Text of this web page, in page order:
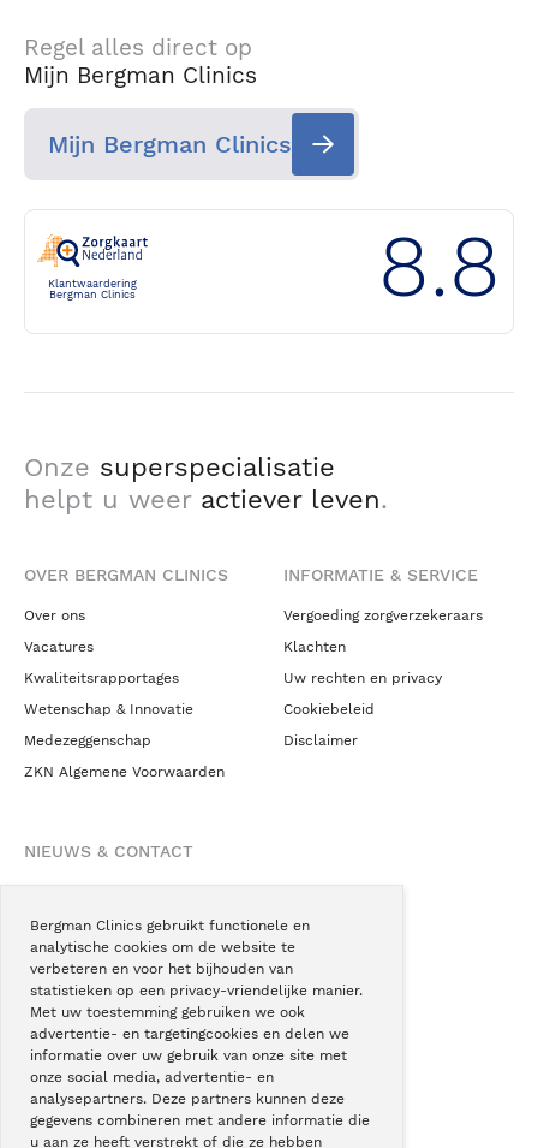
Bergman Clinics gebruikt functionele en
analytische cookies om de website te
verbeteren en voor het bijhouden van
statistieken op een privacy-vriendelijke manier.
Met uw toestemming gebruiken we ook
advertentie- en targetingcookies en delen we
informatie over uw gebruik van onze site met
onze social media, advertentie- en
analysepartners. Deze partners kunnen deze
gegevens combineren met andere informatie die
u aan ze heeft verstrekt of die ze hebben
Regel alles direct op
Mijn Bergman Clinics
Mijn Bergman Clinics
Klantwaardering
Bergman Clinics
8.8
Onze superspecialisatie
helpt u weer actiever leven.
OVER BERGMAN CLINICS
Over ons
Vacatures
Kwaliteitsrapportages
Wetenschap & Innovatie
Medezeggenschap
ZKN Algemene Voorwaarden
INFORMATIE & SERVICE
Vergoeding zorgverzekeraars
Klachten
Uw rechten en privacy
Cookiebeleid
Disclaimer
NIEUWS & CONTACT
Blogs
Podcast
Pressroom
Instagram
Facebook
LinkedIn